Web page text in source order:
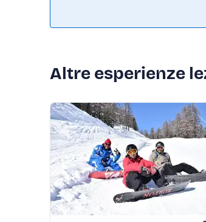
Altre esperienze